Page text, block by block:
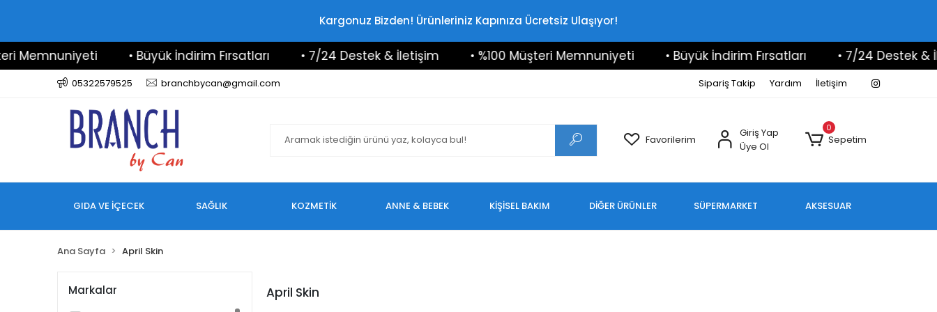
Kargonuz Bizden! Ürünleriniz Kapınıza Ücretsiz Ulaşıyor!
Memnuniyeti • Büyük İndirim Fırsatları • 7/24 Destek & İletişim • %100 Müşteri Memnuniyeti • Büyük İndirim Fırsatları • 7/24 Destek &
05322579525 branchbycan@gmail.com Sipariş Takip Yardım İletişim
Favorilerim
Giriş Yap
Üye Ol
0
Sepetim
GIDA VE İÇECEK SAĞLIK KOZMETİK ANNE & BEBEK KİŞİSEL BAKIM DİĞER ÜRÜNLER SÜPERMARKET AKSESUAR
Ana Sayfa April Skin
Markalar April Skin